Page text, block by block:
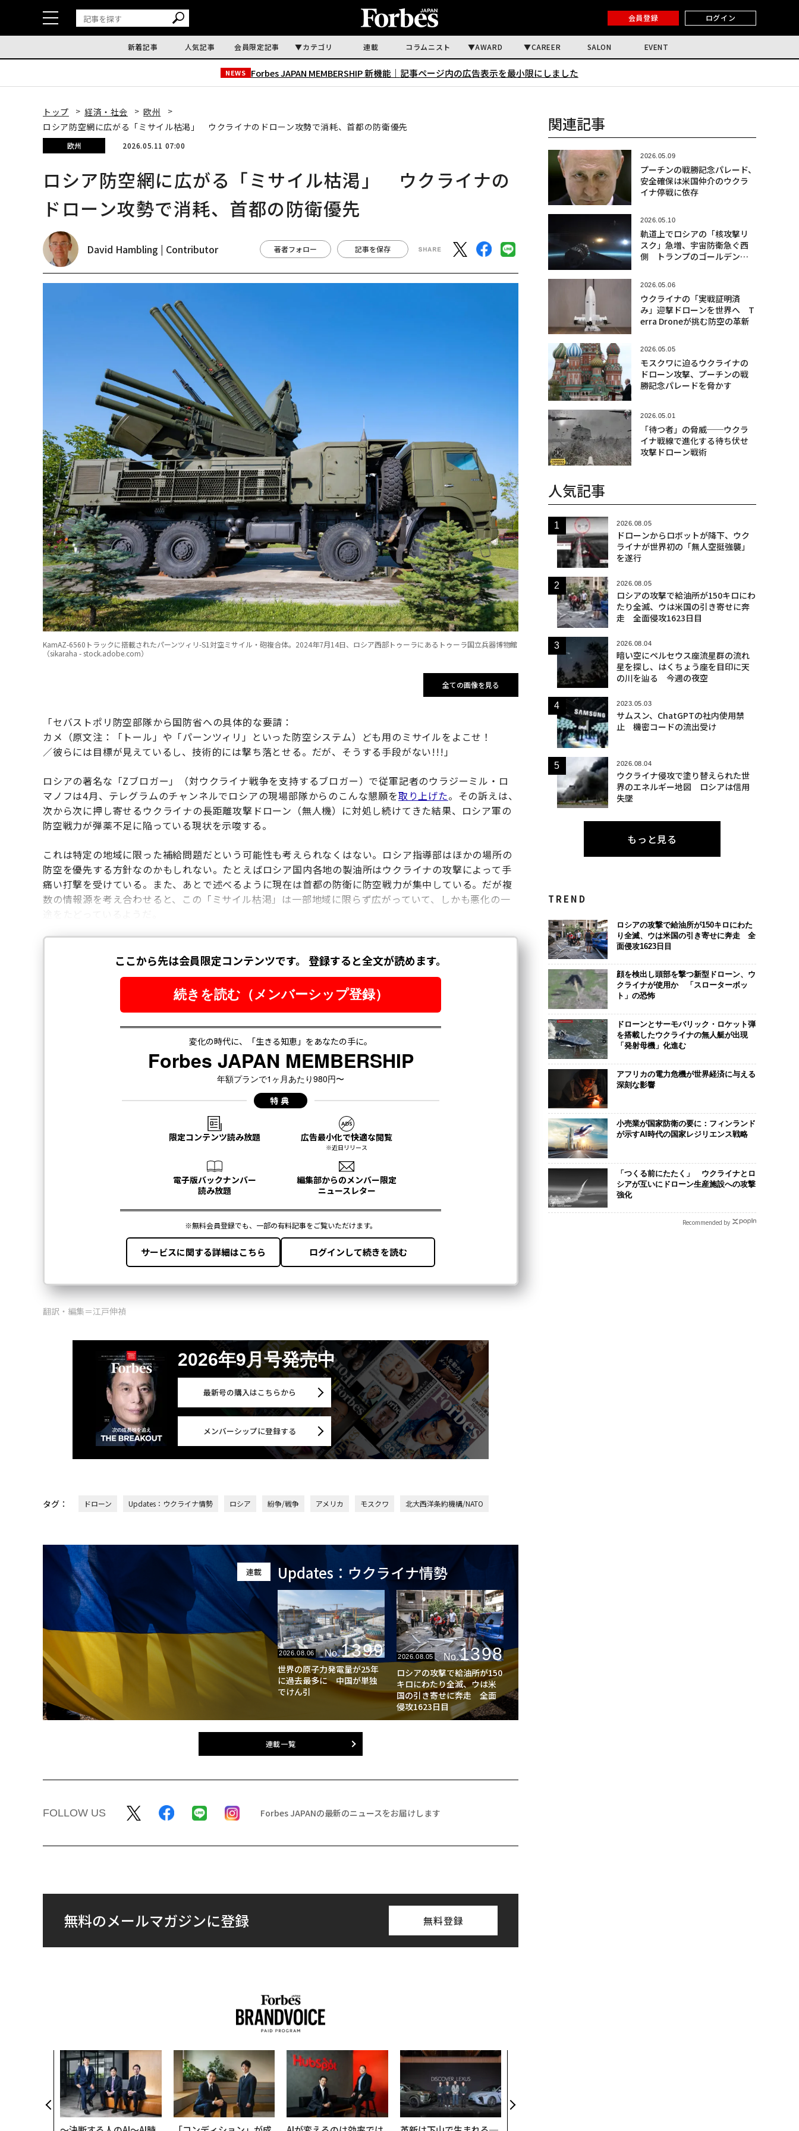
会員登録 ログイン
新着記事 人気記事 会員限定記事 カテゴリ 連載 コラムニスト AWARD CAREER SALON EVENT
NEWS Forbes JAPAN MEMBERSHIP 新機能｜ 記事ページ内の広告表示を最小限にしました
トップ 経済・社会
欧州
ロシア防空網に広がる「ミサイル枯渇」 ウクライナのドローン攻勢で消耗、首都の防衛優先
欧州 2026.05.11 07:00
ロシア防空網に広がる「ミサイル枯渇」 ウクライナの
ドローン攻勢で消耗、首都の防衛優先
David Hambling | Contributor 著者フォロー 記事を保存
KamAZ-6560トラックに搭載されたパーンツィリ-S1対空ミサイル・砲複合体。2024年7月14日、ロシア西部トゥーラにあるトゥーラ国立兵器博物館
（sikaraha - stock.adobe.com）
全ての画像を見る
「セバストポリ防空部隊から国防省への具体的な要請：
カメ（原文注：「トール」や「パーンツィリ」といった防空システム）ども用のミサイルをよこせ！
／彼らには目標が見えているし、技術的には撃ち落とせる。だが、そうする手段がない!!!」
ロシアの著名な「Zブロガー」（対ウクライナ戦争を支持するブロガー）で従軍記者のウラジーミル・ロ
マノフは4月、テレグラムのチャンネルでロシアの現場部隊からのこんな懇願を取り上げた。その訴えは、
次から次に押し寄せるウクライナの長距離攻撃ドローン（無人機）に対処し続けてきた結果、ロシア軍の
防空戦力が弾薬不足に陥っている現状を示唆する。
これは特定の地域に限った補給問題だという可能性も考えられなくはない。ロシア指導部はほかの場所の
防空を優先する方針なのかもしれない。たとえばロシア国内各地の製油所はウクライナの攻撃によって手
痛い打撃を受けている。また、あとで述べるように現在は首都の防衛に防空戦力が集中している。だが複
数の情報源を考え合わせると、この「ミサイル枯渇」は一部地域に限らず広がっていて、しかも悪化の一
翻訳・編集＝江戸伸禎
2026年9月号発売中
最新号の購入はこちらから
メンバーシップに登録する
タグ： ドローン Updates：ウクライナ情勢 ロシア 紛争/戦争 アメリカ モスクワ 北大西洋条約機構/NATO
連載 Updates：ウクライナ情勢
2026.08.06 No.1399
世界の原子力発電量が25年
に過去最多に 中国が単独
でけん引
2026.08.05 No.1398
ロシアの攻撃で給油所が150
キロにわたり全滅、ウは米
国の引き寄せに奔走 全面
侵攻1623日目
連載一覧
FOLLOW US Forbes JAPANの最新のニュースをお届けします
無料のメールマガジンに登録 無料登録
関連記事
2026.05.09
プーチンの戦勝記念パレード、
安全確保は米国仲介のウクラ
イナ停戦に依存
2026.05.10
軌道上でロシアの「核攻撃リ
スク」急増、宇宙防衛急ぐ西
側 トランプのゴールデンド
2026.05.06
ウクライナの「実戦証明済
み」迎撃ドローンを世界へ T
erra Droneが挑む防空の革新
2026.05.05
モスクワに迫るウクライナの
ドローン攻撃、プーチンの戦
勝記念パレードを脅かす
2026.05.01
「待つ者」の脅威──ウクラ
イナ戦線で進化する待ち伏せ
攻撃ドローン戦術
人気記事
2026.08.05
ドローンからロボットが降下、ウク
ライナが世界初の「無人空挺強襲」
を遂行
2026.08.05
ロシアの攻撃で給油所が150キロにわ
たり全滅、ウは米国の引き寄せに奔
走 全面侵攻1623日目
2026.08.04
暗い空にペルセウス座流星群の流れ
星を探し、はくちょう座を目印に天
の川を辿る 今週の夜空
2023.05.03
サムスン、ChatGPTの社内使用禁
止 機密コードの流出受け
2026.08.04
ウクライナ侵攻で塗り替えられた世
界のエネルギー地図 ロシアは信用
失墜
もっと見る
TREND
ロシアの攻撃で給油所が150キロにわた
り全滅、ウは米国の引き寄せに奔走 全
面侵攻1623日目
顔を検出し頭部を撃つ新型ドローン、ウ
クライナが使用か 「スローターボッ
ト」の恐怖
ドローンとサーモバリック・ロケット弾
を搭載したウクライナの無人艇が出現
「発射母機」化進む
アフリカの電力危機が世界経済に与える
深刻な影響
小売業が国家防衛の要に：フィンランド
が示すAI時代の国家レジリエンス戦略
「つくる前にたたく」 ウクライナとロ
シアが互いにドローン生産施設への攻撃
強化
Recommended by